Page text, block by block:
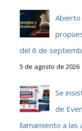
del 6 de
5 de agosto de 2026
Se
de
llamamiento a las